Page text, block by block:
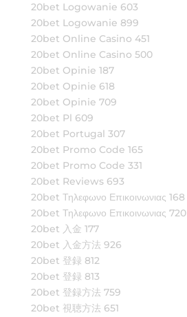
20bet Logowanie 603
20bet Logowanie 899
20bet Online Casino 451
20bet Online Casino 500
20bet Opinie 187
20bet Opinie 618
20bet Opinie 709
20bet Pl 609
20bet Portugal 307
20bet Promo Code 165
20bet Promo Code 331
20bet Reviews 693
20bet Τηλεφωνο Επικοινωνιας 168
20bet Τηλεφωνο Επικοινωνιας 720
20bet 入金 177
20bet 入金方法 926
20bet 登録 812
20bet 登録 813
20bet 登録方法 759
20bet 視聴方法 651